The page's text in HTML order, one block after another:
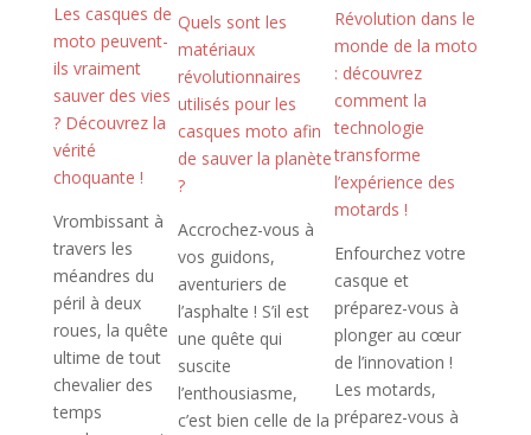
Les casques de
moto peuvent-
ils vraiment
sauver des vies
? Découvrez la
vérité
choquante !
Vrombissant à
travers les
méandres du
péril à deux
roues, la quête
ultime de tout
chevalier des
temps
Quels sont les
matériaux
révolutionnaires
utilisés pour les
casques moto afin
de sauver la planète
?
Accrochez-vous à
vos guidons,
aventuriers de
l’asphalte ! S’il est
une quête qui
suscite
l’enthousiasme,
c’est bien celle de la
Révolution dans le
monde de la moto
: découvrez
comment la
technologie
transforme
l’expérience des
motards !
Enfourchez votre
casque et
préparez-vous à
plonger au cœur
de l’innovation !
Les motards,
préparez-vous à